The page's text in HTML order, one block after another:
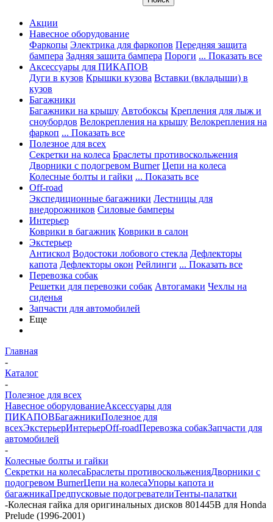
Акции
Навесное оборудование
Фаркопы Электрика для фаркопов Передняя защита
бампера Задняя защита бампера Пороги ... Показать все
Аксессуары для ПИКАПОВ
Дуги в кузов Крышки кузова Вставки (вкладыши) в
кузов
Багажники
Багажники на крышу Автобоксы Крепления для лыж и
сноубордов Велокрепления на крышу Велокрепления на
фаркоп ... Показать все
Полезное для всех
Секретки на колеса Браслеты противоскольжения
Дворники с подогревом Burner Цепи на колеса
Колесные болты и гайки ... Показать все
Off-road
Экспедиционные багажники Лестницы для
внедорожников Силовые бамперы
Интерьер
Коврики в багажник Коврики в салон
Экстерьер
Антискол Водостоки лобового стекла Дефлекторы
капота Дефлекторы окон Рейлинги ... Показать все
Перевозка собак
Решетки для перевозки собак Автогамаки Чехлы на
сиденья
Запчасти для автомобилей
Еще
Главная
-
Каталог
-
Полезное для всех
Навесное оборудованиеАксессуары для
ПИКАПОВБагажникиПолезное для
всехЭкстерьерИнтерьерOff-roadПеревозка собакЗапчасти для
автомобилей
-
Колесные болты и гайки
Секретки на колесаБраслеты противоскольженияДворники с
подогревом BurnerЦепи на колесаУпоры капота и
багажникаПредпусковые подогревателиТенты-палатки
-Колесная гайка для оригинальных дисков 801445B для Honda
Prelude (1996-2001)